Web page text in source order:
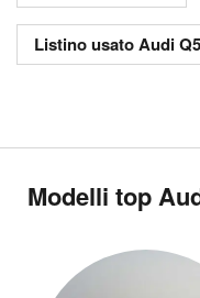
Listino usato Audi
Modelli top